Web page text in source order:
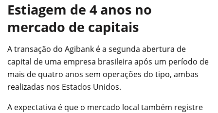
Estiagem de 4 anos no
mercado de capitais
A transação do Agibank é a segunda abertura de
capital de uma empresa brasileira após um período de
mais de quatro anos sem operações do tipo, ambas
realizadas nos Estados Unidos.
A expectativa é que o mercado local também registre